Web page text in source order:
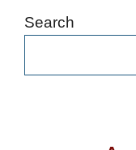
Search